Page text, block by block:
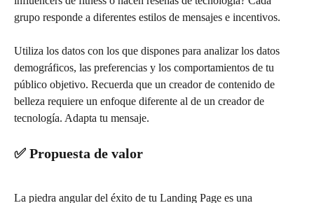
grupo responde a diferentes estilos de mensajes e incentivos.
Utiliza los datos con los que dispones para analizar los datos
demográficos, las preferencias y los comportamientos de tu
público objetivo. Recuerda que un creador de contenido de
belleza requiere un enfoque diferente al de un creador de
tecnología. Adapta tu mensaje.
✅ Propuesta de valor
La piedra angular del éxito de tu Landing Page es una